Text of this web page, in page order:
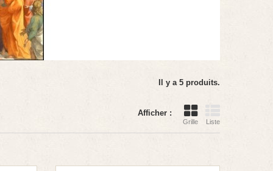
Il y a 5 produits.
Afficher :
Grille Liste